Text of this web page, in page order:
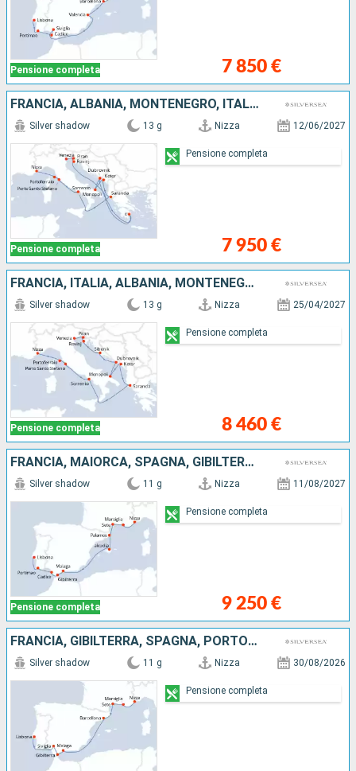
Pensione completa 7 850 €
FRANCIA, ALBANIA, MONTENEGRO, ITALIA, GRECIA, CROAZIA, SLOVENIA
Pensione completa
Silver shadow 13 g Nizza 12/06/2027
7 950 €
Pensione completa
FRANCIA, ITALIA, ALBANIA, MONTENEGRO, CROAZIA, SLOVENIA
Pensione completa
Silver shadow 13 g Nizza 25/04/2027
8 460 €
Pensione completa
FRANCIA, MAIORCA, SPAGNA, GIBILTERRA, PORTOGALLO
Pensione completa
Silver shadow 11 g Nizza 11/08/2027
9 250 €
Pensione completa
FRANCIA, GIBILTERRA, SPAGNA, PORTOGALLO
Silver shadow 11 g Nizza 30/08/2026
Pensione completa